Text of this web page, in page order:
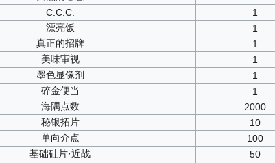
C.C.C. 1
漂亮饭 1
真正的招牌 1
美味审视 1
墨色显像剂 1
碎金便当 1
海隅点数 2000
秘银拓片 10
单向介点 100
基础硅片·近战 50